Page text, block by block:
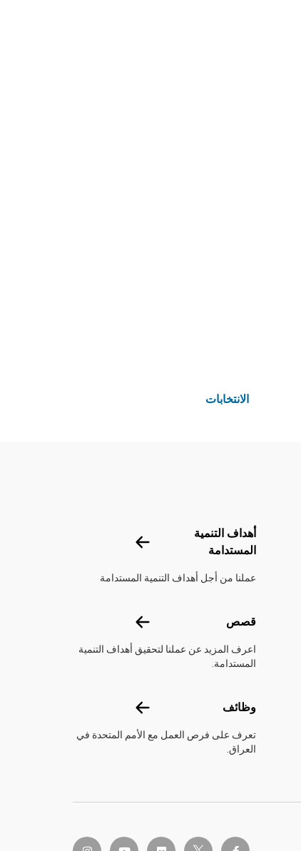
الانتخابات
أهداف التنمية
المستدامة
أهداف التنمية المستدامة
عملنا من أجل أهداف التنمية المستدامة
قصص قصص
اعرف المزيد عن عملنا لتحقيق أهداف التنمية
المستدامة.
وظائف وظائف
تعرف على فرص العمل مع الأمم المتحدة في
العراق.
twitter-x